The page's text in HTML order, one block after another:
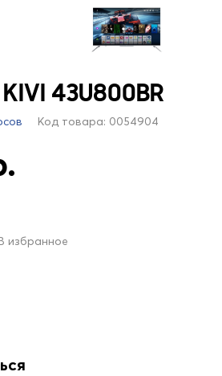
43U800BR
Код товара: 0054904
избранное